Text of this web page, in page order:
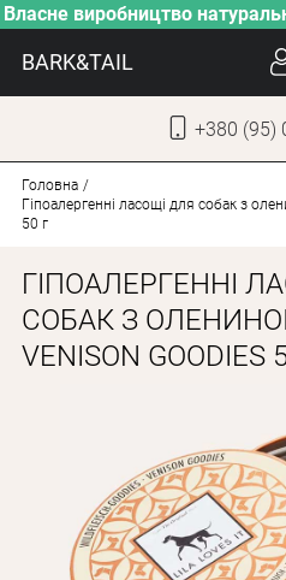
Власне виробництво
BARK&TAIL
+380 (95)
ВІД
ВЛАСНЕ
Оплата і
Головна
Гіпоалергенні ласощі для собак з
50 г
ГІПОАЛЕРГЕННІ
СОБАК З
VENISON GOODIES